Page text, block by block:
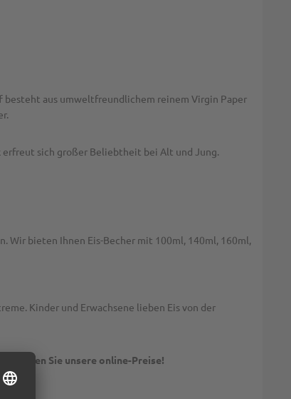
besteht aus umweltfreundlichem reinem Virgin Paper
sich großer Beliebtheit bei Alt und Jung.
Wir bieten Ihnen Eis-Becher mit 100ml, 140ml, 160ml,
Kinder und Erwachsene lieben Eis von der
Sie unsere online-Preise!